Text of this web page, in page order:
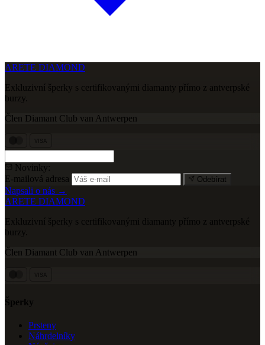
ARETE DIAMOND
Exkluzivní šperky s certifikovanými diamanty přímo z antverpské
burzy.
Člen Diamant Club van Antwerpen
Novinky:
E-mailová adresa
Odebírat
Napsali o nás →
ARETE DIAMOND
Exkluzivní šperky s certifikovanými diamanty přímo z antverpské
burzy.
Člen Diamant Club van Antwerpen
Šperky
Prsteny
Náhrdelníky